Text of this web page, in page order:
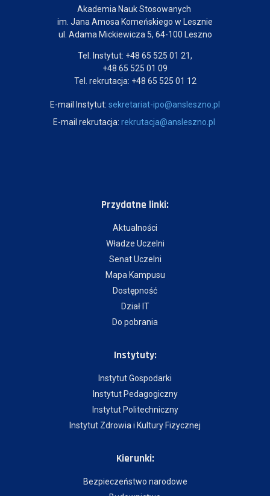
Akademia Nauk Stosowanych
im. Jana Amosa Komeńskiego w Lesznie
ul. Adama Mickiewicza 5, 64-100 Leszno
Tel. Instytut: +48 65 525 01 21,
+48 65 525 01 09
Tel. rekrutacja: +48 65 525 01 12
E-mail Instytut: sekretariat-ipo@ansleszno.pl
E-mail rekrutacja: rekrutacja@ansleszno.pl
Przydatne linki:
Aktualności
Władze Uczelni
Senat Uczelni
Mapa Kampusu
Dostępność
Dział IT
Do pobrania
Instytuty:
Instytut Gospodarki
Instytut Pedagogiczny
Instytut Politechniczny
Instytut Zdrowia i Kultury Fizycznej
Kierunki:
Bezpieczeństwo narodowe